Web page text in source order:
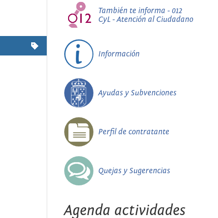
También te informa - 012
CyL - Atención al Ciudadano
Información
Ayudas y Subvenciones
Perfil de contratante
Quejas y Sugerencias
Agenda actividades